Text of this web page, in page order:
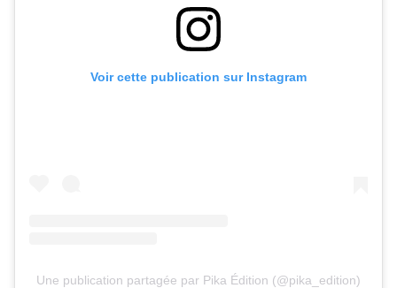
Voir cette publication sur Instagram
Une publication partagée par Pika Édition (@pika_edition)